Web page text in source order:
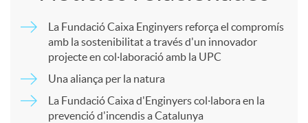
m
a
La Fundació Caixa Enginyers reforça el compromís
amb la sostenibilitat a través d'un innovador
projecte en col·laboració amb la UPC
Una aliança per la natura
La Fundació Caixa d'Enginyers col·labora en la
prevenció d'incendis a Catalunya